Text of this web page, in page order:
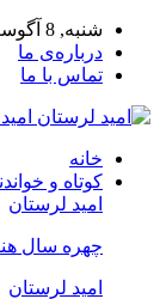
شنبه, 8 آگوست, 2026
درباره‌ی ما
تماس با ما
خانه
کوتاه و
امید لرستان
چهره سال
امید لرستان